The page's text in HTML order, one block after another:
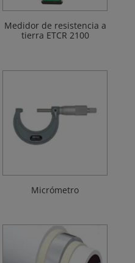
Medidor de resistencia a
tierra ETCR 2100
Micrómetro